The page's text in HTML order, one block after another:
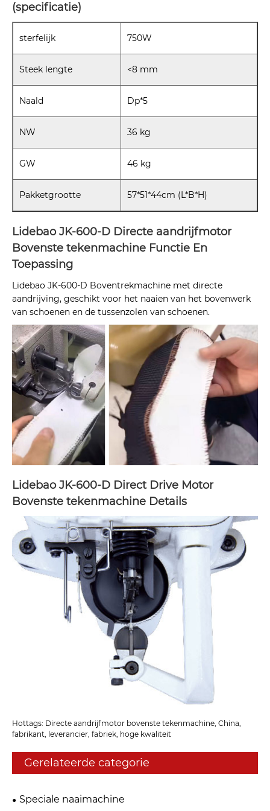
(specificatie)
sterfelijk 750W
Steek lengte <8 mm
Naald Dp*5
NW 36 kg
GW 46 kg
Pakketgrootte 57*51*44cm (L*B*H)
Lidebao JK-600-D Directe aandrijfmotor
Bovenste tekenmachine Functie En
Toepassing
Lidebao JK-600-D Boventrekmachine met directe
aandrijving, geschikt voor het naaien van het bovenwerk
van schoenen en de tussenzolen van schoenen.
Lidebao JK-600-D Direct Drive Motor
Bovenste tekenmachine Details
Hottags: Directe aandrijfmotor bovenste tekenmachine, China,
fabrikant, leverancier, fabriek, hoge kwaliteit
Gerelateerde categorie
Speciale naaimachine